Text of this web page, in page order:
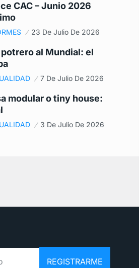
CAC – Junio 2026
23 De Julio De 2026
potrero al Mundial: el
7 De Julio De 2026
modular o tiny house:
3 De Julio De 2026